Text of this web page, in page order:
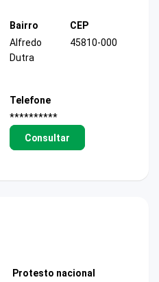
Bairro
Alfredo
Dutra
CEP
45810-000
Telefone
**********
Consultar
Protesto nacional